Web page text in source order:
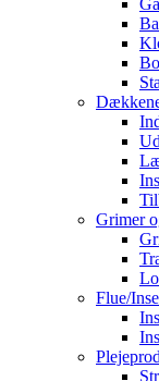
Grimer
Flue/